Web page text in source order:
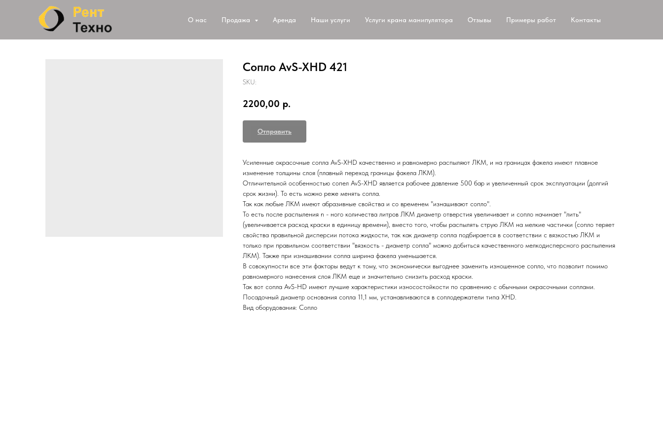
О нас Продажа Аренда Наши услуги Услуги крана манипулятора Отзывы Примеры работ Контакты
Сопло AvS-XHD 421
SKU:
2200,00 р.
Отправить
Усиленные окрасочные сопла AvS-XHD качественно и равномерно распыляют ЛКМ, и на границах факела имеют плавное
изменение толщины слоя (плавный переход границы факела ЛКМ).
Отличительной особенностью сопел AvS-XHD является рабочее давление 500 бар и увеличенный срок эксплуатации (долгий
срок жизни). То есть можно реже менять сопла.
Так как любые ЛКМ имеют абразивные свойства и со временем "изнашивают сопло".
То есть после распыления n - ного количества литров ЛКМ диаметр отверстия увеличивает и сопло начинает "лить"
(увеличивается расход краски в единицу времени), вместо того, чтобы распылять струю ЛКМ на мелкие частички (сопло теряет
свойства правильной дисперсии потока жидкости, так как диаметр сопла подбирается в соответствии с вязкостью ЛКМ и
только при правильном соответствии "вязкость - диаметр сопла" можно добиться качественного мелкодисперсного распыления
ЛКМ). Также при изнашивании сопла ширина факела уменьшается.
В совокупности все эти факторы ведут к тому, что экономически выгоднее заменить изношенное сопло, что позволит помимо
равномерного нанесения слоя ЛКМ еще и значительно снизить расход краски.
Так вот сопла AvS-HD имеют лучшие характеристики износостойкости по сравнению с обычными окрасочными соплами.
Посадочный диаметр основания сопла 11,1 мм, устанавливаются в соплодержатели типа XHD.
Вид оборудования: Сопло